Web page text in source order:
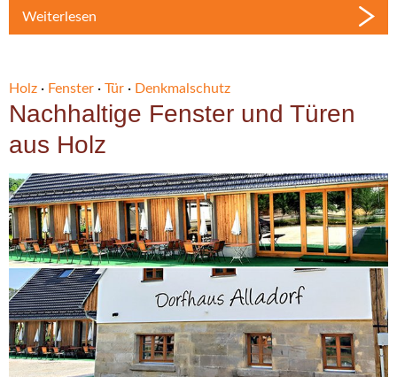
Weiterlesen
Holz · Fenster · Tür · Denkmalschutz
Nachhaltige Fenster und Türen
aus Holz